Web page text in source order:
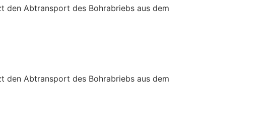
den Abtrans­port des Bohr­abriebs aus dem
den Abtrans­port des Bohr­abriebs aus dem